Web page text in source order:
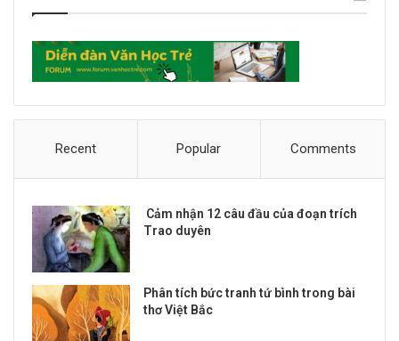
Recent Popular Comments
Cảm nhận 12 câu đầu của đoạn trích
Trao duyên
Phân tích bức tranh tứ bình trong bài
thơ Việt Bắc